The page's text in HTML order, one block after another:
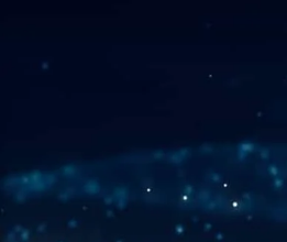
Le programme
Vos collaborateurs
immédiate, maîtrisant
forme conditionnelles
poursuit avec la
essentielles, les